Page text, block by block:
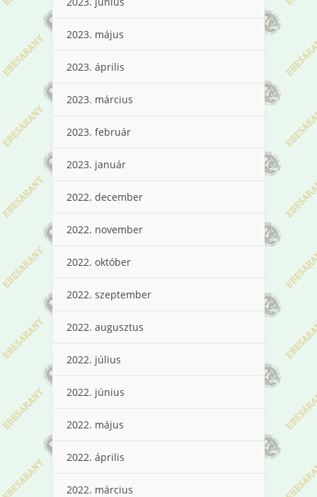
2023. május
2023. április
2023. március
2023. február
2023. január
2022. december
2022. november
2022. október
2022. szeptember
2022. augusztus
2022. július
2022. június
2022. május
2022. április
2022. március